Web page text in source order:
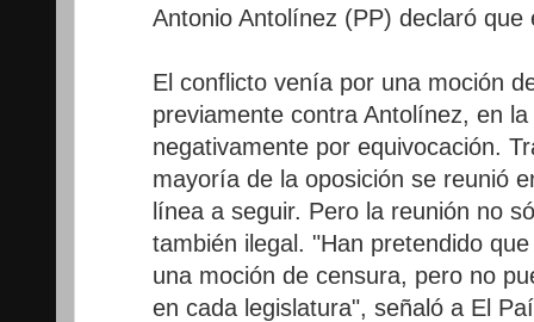
Antonio Antolínez (PP) declaró que
El conflicto venía por una moción
previamente contra Antolínez, en
negativamente por equivocación.
mayoría de la oposición se reunió
línea a seguir. Pero la reunión no
también ilegal. "Han pretendido
una moción de censura, pero no
en cada legislatura", señaló a El